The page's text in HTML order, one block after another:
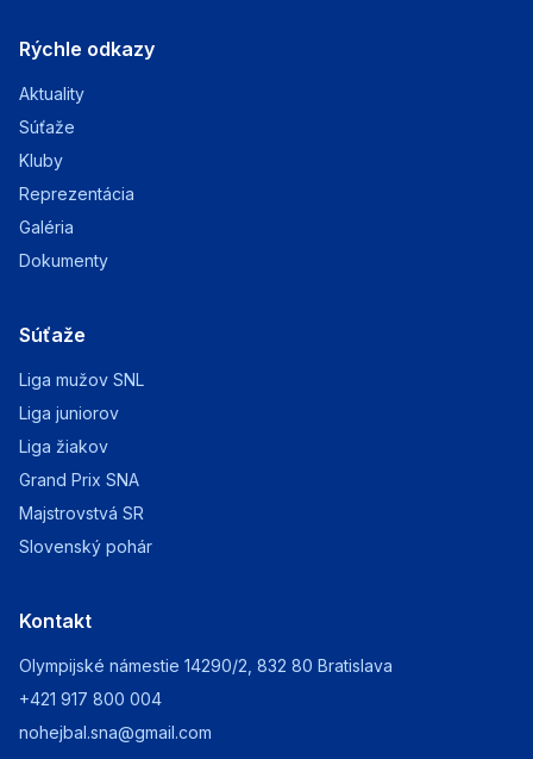
Rýchle odkazy
Aktuality
Súťaže
Kluby
Reprezentácia
Galéria
Dokumenty
Súťaže
Liga mužov SNL
Liga juniorov
Liga žiakov
Grand Prix SNA
Majstrovstvá SR
Slovenský pohár
Kontakt
Olympijské námestie 14290/2, 832 80 Bratislava
+421 917 800 004
nohejbal.sna@gmail.com